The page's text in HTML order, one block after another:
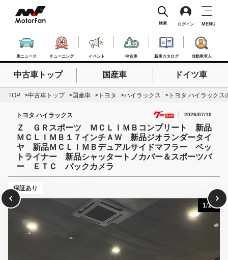
車ニュース チューニング イベント 中古車 新車カタログ 自動車求人
検索 ログイン MENU
検索したいキーワードを入力
検索
中古車トップ 国産車 ドイツ車
TOP 中古車トップ 国産車 トヨタ ハイラックス トヨタ ハイラックス
トヨタ ハイラックス 2026/07/10
Ｚ ＧＲスポーツ ＭＣＬＩＭＢコンプリート 新品
ＭＣＬＩＭＢ１７インチＡＷ 新品ジオランダータイ
ヤ 新品ＭＣＬＩＭＢデュアルサイドマフラー ベッ
トライナー 新品シャッタートノカバー＆スポーツバ
ー ＥＴＣ バックカメラ
保証あり
1/28